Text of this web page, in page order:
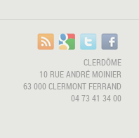
CLERDÔME
10 RUE ANDRÉ MOINIER
63 000 CLERMONT FERRAND
04 73 41 34 00